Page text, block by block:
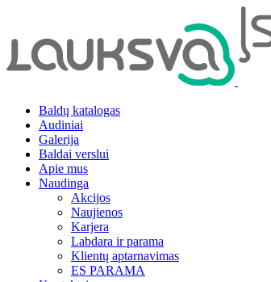
Baldų katalogas
Audiniai
Galerija
Baldai verslui
Apie mus
Naudinga
Akcijos
Naujienos
Karjera
Labdara ir parama
Klientų aptarnavimas
ES PARAMA